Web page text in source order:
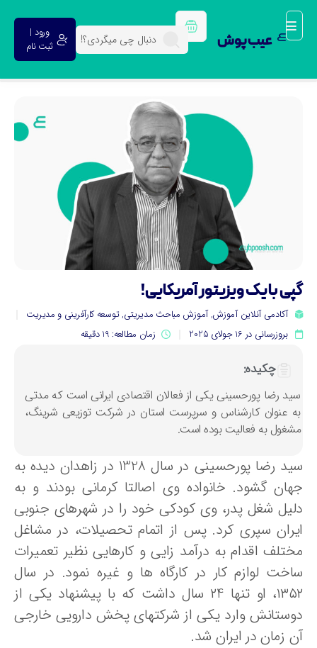
عیب پوش
ورود |
ثبت نام
با یک ویزیتور آمریکایی!
آکادمی آنلاین آموزش,آموزش مباحث مدیریتی,توسعه کارآفرینی و مدیریت
بروزرسانی در 16 جولای 2025
زمان مطالعه: 19 دقیقه
چکیده:
رضا پورحسینی یکی از فعالان اقتصادی ایرانی است که مدتی
عنوان کارشناس و سرپرست استان در شرکت توزیعی شرینگ،
به فعالیت بوده است.
سید رضا پورحسینی در سال 1328 در زاهدان دیده به
گشود. خانواده وی اصالتا کرمانی بودند و به
شغل پدر، وی کودکی خود را در شهرهای جنوبی
سپری کرد. پس از اتمام تحصیلات، در مشاغل
اقدام به درآمد زایی و کارهایی نظیر تعمیرات
لوازم کار در کارگاه ها و غیره نمود. در سال
۱۳۵۲، او تنها ۲4 سال داشت که با پیشنهاد یکی از
وارد یکی از شرکتهای پخش دارویی خارجی
زمان در ایران شد.